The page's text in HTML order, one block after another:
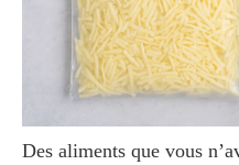
Des aliments que vous